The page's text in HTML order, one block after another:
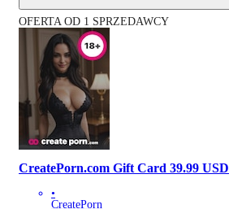
OFERTA OD 1 SPRZEDAWCY
CreatePorn.com Gift Card 39.99 USD
•
CreatePorn